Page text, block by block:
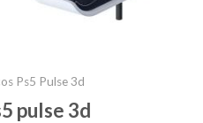
Ps5 Pulse 3d
pulse 3d